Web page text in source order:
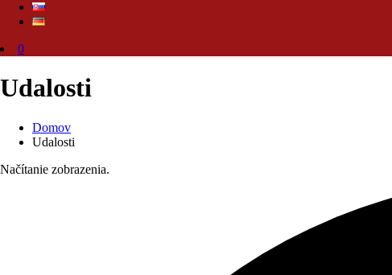
0
Udalosti
Domov
Udalosti
Načítanie zobrazenia.